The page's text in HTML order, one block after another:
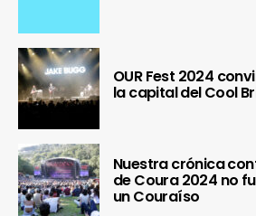
OUR Fest 2024
la capital del Cool
Nuestra crónica
de Coura 2024 no
un Couraíso